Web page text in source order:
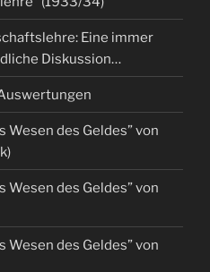
Eine immer
Diskussion…
Wesen des Geldes” von
Wesen des Geldes” von
Wesen des Geldes” von